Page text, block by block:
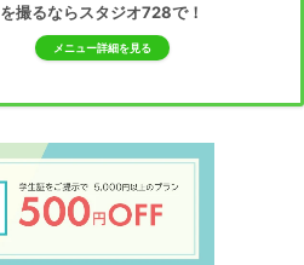
を撮るならスタジオ728で！
メニュー詳細を見る